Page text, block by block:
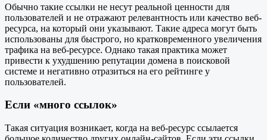
Обычно такие ссылки не несут реальной ценности для
пользователей и не отражают релевантность или качество веб-
ресурса, на который они указывают. Такие адреса могут быть
использованы для быстрого, но кратковременного увеличения
трафика на веб-ресурсе. Однако такая практика может
привести к ухудшению репутации домена в поисковой
системе и негативно отразиться на его рейтинге у
пользователей.
Если «много ссылок»
Такая ситуация возникает, когда на веб-ресурс ссылается